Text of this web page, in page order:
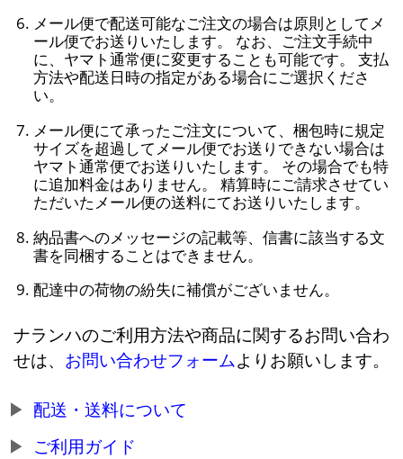
メール便で配送可能なご注文の場合は原則としてメ
ール便でお送りいたします。 なお、ご注文手続中
に、ヤマト通常便に変更することも可能です。 支払
方法や配送日時の指定がある場合にご選択くださ
い。
メール便にて承ったご注文について、梱包時に規定
サイズを超過してメール便でお送りできない場合は
ヤマト通常便でお送りいたします。 その場合でも特
に追加料金はありません。 精算時にご請求させてい
ただいたメール便の送料にてお送りいたします。
納品書へのメッセージの記載等、信書に該当する文
書を同梱することはできません。
配達中の荷物の紛失に補償がございません。
ナランハのご利用方法や商品に関するお問い合わ
せは、 お問い合わせフォームよりお願いします。
配送・送料について
ご利用ガイド